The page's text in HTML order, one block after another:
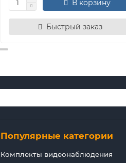
В корзину
Быстрый заказ
Популярные категории
Комплекты видеонаблюдения